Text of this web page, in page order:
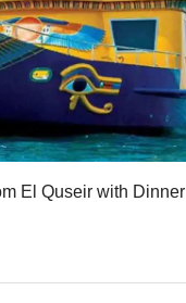
El Quseir with Dinner